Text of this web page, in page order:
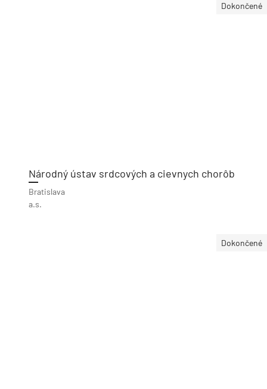
Dokončené
Národný ústav srdcových a cievnych chorôb
Bratislava
a.s.
Dokončené